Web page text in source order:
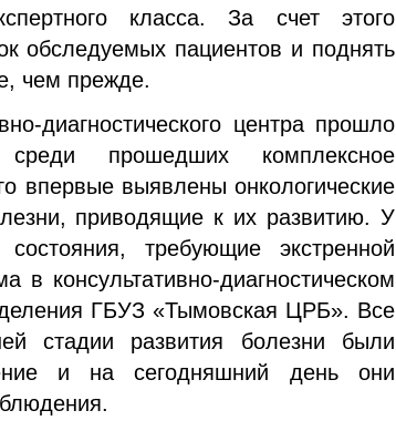
класса. За счет этого
обследуемых пациентов и поднять
чем прежде.
диагностического центра прошло
прошедших комплексное
впервые выявлены онкологические
приводящие к их развитию. У
требующие экстренной
в консультативно-диагностическом
ГБУЗ «Тымовская ЦРБ». Все
стадии развития болезни были
и на сегодняшний день они